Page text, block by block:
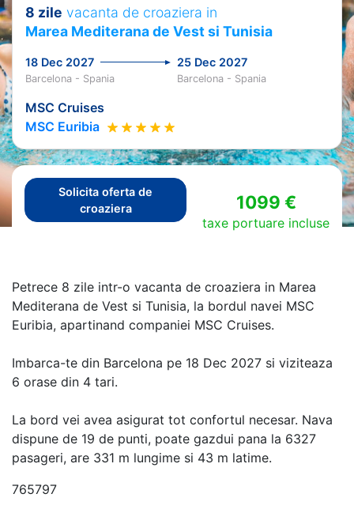
8 zile vacanta de croaziera in
Marea Mediterana de Vest si Tunisia
18 Dec 2027 25 Dec 2027
Barcelona - Spania Barcelona - Spania
MSC Cruises
MSC Euribia
Solicita oferta de
croaziera
1099 €
taxe portuare incluse
Petrece 8 zile intr-o vacanta de croaziera in Marea
Mediterana de Vest si Tunisia, la bordul navei MSC
Euribia, apartinand companiei MSC Cruises.
Imbarca-te din Barcelona pe 18 Dec 2027 si viziteaza
6 orase din 4 tari.
La bord vei avea asigurat tot confortul necesar. Nava
dispune de 19 de punti, poate gazdui pana la 6327
pasageri, are 331 m lungime si 43 m latime.
765797